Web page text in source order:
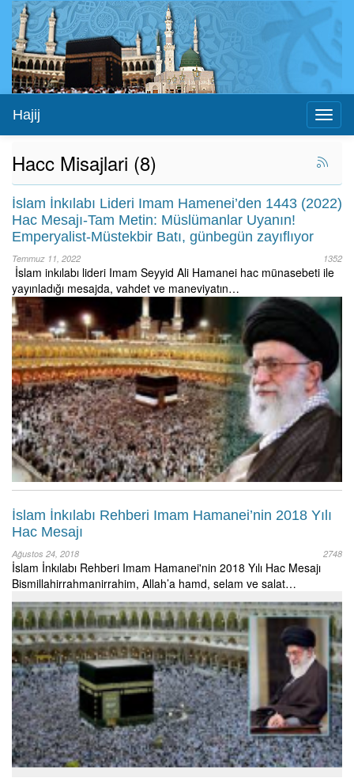
Hajij
Hacc Misajlari (8)
İslam İnkılabı Lideri Imam Hamenei’den 1443 (2022)
Hac Mesajı-Tam Metin: Müslümanlar Uyanın!
Emperyalist-Müstekbir Batı, günbegün zayıflıyor
Temmuz 11, 2022 1352
İslam inkılabı lideri Imam Seyyid Ali Hamanei hac münasebeti ile
yayınladığı mesajda, vahdet ve maneviyatın…
İslam İnkılabı Rehberi Imam Hamanei’nin 2018 Yılı
Hac Mesajı
Ağustos 24, 2018 2748
İslam İnkılabı Rehberi Imam Hamanei'nin 2018 Yılı Hac Mesajı
Bismillahirrahmanirrahim, Allah’a hamd, selam ve salat…